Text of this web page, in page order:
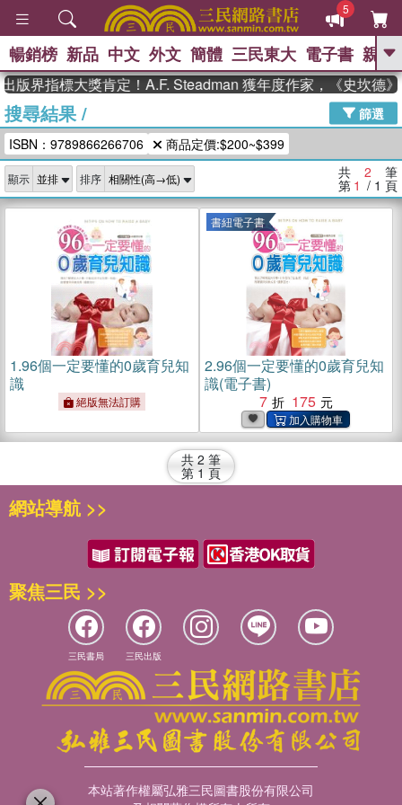
5
GO
The Odyssey 、
父親節 、 如果歷史是一群喵 、 暑期
推薦 、 國際布克獎 臺灣漫遊錄
念華 、 台灣的李登輝時代 、 數學女
孩：黎曼猜想
偉大的迷走神經
暢銷榜 新品 中文 外文 簡體 三民東大 電子書 親子
版界指標大獎肯定！A.F. Steadman 獲年度作家，《史坎德
搜尋結果/
篩選
ISBN：9789866266706
商品定價:$200~$399
顯示 排序 共 2 筆
第 1 / 1 頁
1.96個一定要懂的0歲育兒知
識
絕版無法訂購
書紐電子書
2.96個一定要懂的0歲育兒知
識(電子書)
7
175
共 2 筆
第 1 頁
網站導航 >>
聚焦三民 >>
三民書局 三民出版
本站著作權屬弘雅三民圖書股份有限公司